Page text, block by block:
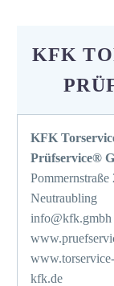
KFK
KFK
Prüfservice®
Pommernstraße
Neutraubling
info@kfk.gmbh
kfk.de